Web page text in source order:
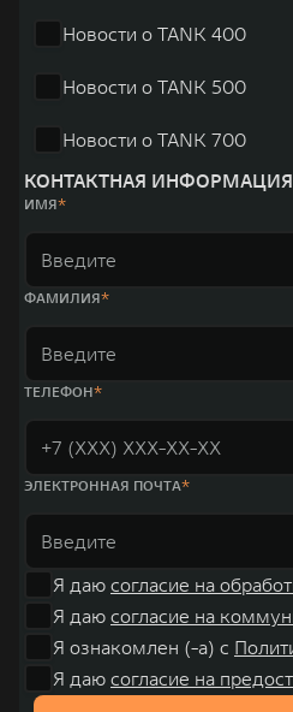
Новости о TANK 400
Новости о TANK 500
Новости о TANK 700
КОНТАКТНАЯ ИНФОРМАЦИЯ
ИМЯ
ФАМИЛИЯ
ТЕЛЕФОН
ЭЛЕКТРОННАЯ ПОЧТА
Я даю согласие на
Я даю согласие на
Я ознакомлен (-а) с
Я даю согласие на